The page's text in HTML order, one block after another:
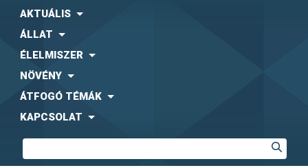
AKTUÁLIS
ÁLLAT
ÉLELMISZER
NÖVÉNY
ÁTFOGÓ TÉMÁK
KAPCSOLAT